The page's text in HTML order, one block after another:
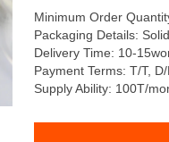
Minimum Order
Packaging Details:
Delivery Time: 10-
Payment Terms: T/T,
Supply Ability: 100T/